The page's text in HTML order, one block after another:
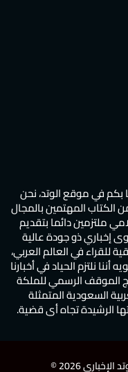
بكم في موقع الوتد، نحن
الكتاب المهتمين بالمجال
ملتزمين دائما بتقديم
إخباري ذو جودة عالية
للقراء في العالم العربي،
أننا نلتزم الحياد في أخبارنا
الموقف الرسمي للملكة
السعودية المتمثلة
الرشيدة تجاه أي قضية.
2026 ©